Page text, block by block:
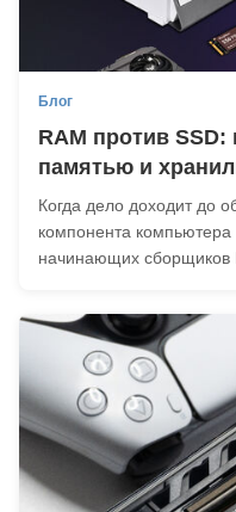
Блог
RAM против
памятью и
Когда дело доходит до
компонента компьютера
начинающих сборщиков
ОЗУ в качестве SSD?
роль в системе, их
взаимо...